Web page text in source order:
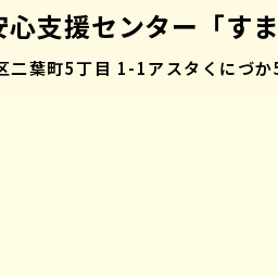
支援センター「すま
二葉町5丁目 1-1アスタくにづ